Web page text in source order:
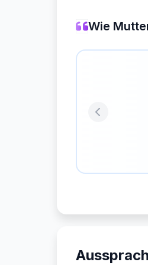
Wie
Previous